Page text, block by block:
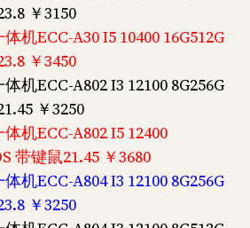
￥3150
机ECC-A30 I5 10400 16G512G
￥3450
机ECC-A802 I3 12100 8G256G
￥3250
机ECC-A802 I5 12400
带键鼠21.45 ￥3680
机ECC-A804 I3 12100 8G256G
￥3250